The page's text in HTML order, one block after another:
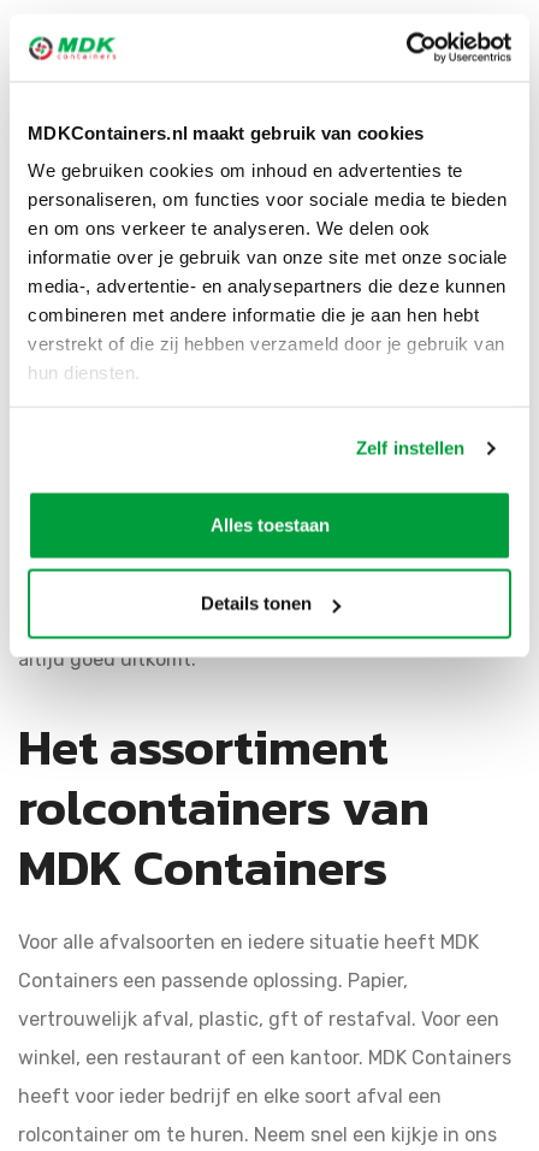
MDKContainers.nl maakt gebruik van cookies
We gebruiken cookies om inhoud en advertenties te
personaliseren, om functies voor sociale media te bieden
en om ons verkeer te analyseren. We delen ook
informatie over je gebruik van onze site met onze sociale
media-, advertentie- en analysepartners die deze kunnen
combineren met andere informatie die je aan hen hebt
verstrekt of die zij hebben verzameld door je gebruik van
hun diensten.
Zelf instellen
Alles toestaan
Details tonen
Het juiste formaat rolcontainer huren is belangrijk,
mee op. Is de container te groot? Dan wordt het afval
niet snel genoeg opgehaald en kunt u te maken krijgen
met ongedierte en een onaangename geur. MDK
Containers helpt met het bepalen van de juiste maat.
5. De container is snel op locatie en
dus wanneer het afval opgehaald wordt, waardoor het
altijd goed uitkomt.
Het assortiment
rolcontainers van
MDK Containers
Voor alle afvalsoorten en iedere situatie heeft MDK
Containers een passende oplossing. Papier,
vertrouwelijk afval, plastic, gft of restafval. Voor een
winkel, een restaurant of een kantoor. MDK Containers
heeft voor ieder bedrijf en elke soort afval een
rolcontainer om te huren. Neem snel een kijkje in ons